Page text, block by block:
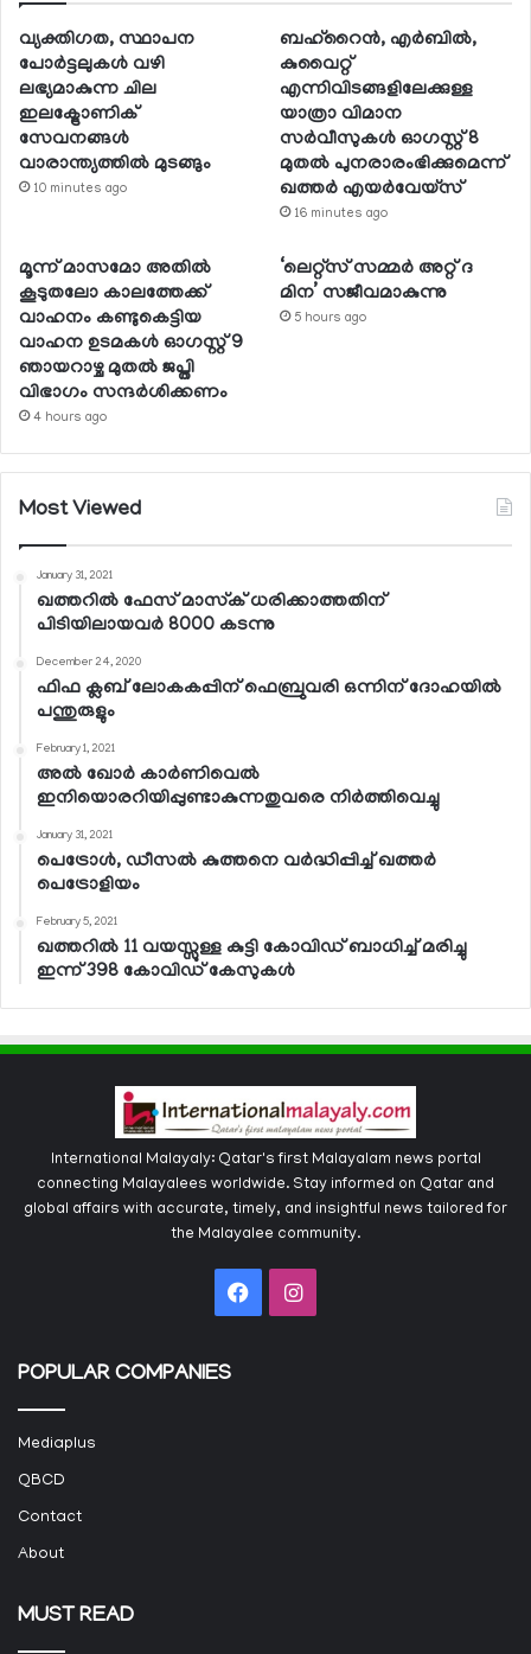
വ്യക്തിഗത, സ്ഥാപന
പോര്‍ട്ടലുകള്‍ വഴി
ലഭ്യമാകുന്ന ചില
ഇലക്ട്രോണിക്
സേവനങ്ങള്‍
വാരാന്ത്യത്തില്‍ മുടങ്ങും
10 minutes ago
ബഹ്റൈന്‍, എര്‍ബില്‍,
കുവൈറ്റ്
എന്നിവിടങ്ങളിലേക്കുള്ള
യാത്രാ വിമാന
സര്‍വീസുകള്‍ ഓഗസ്റ്റ് 8
മുതല്‍ പുനരാരംഭിക്കുമെന്ന്
ഖത്തര്‍ എയര്‍വേയ്സ്
16 minutes ago
മൂന്ന് മാസമോ അതില്‍
കൂടുതലോ കാലത്തേക്ക്
വാഹനം കണ്ടുകെട്ടിയ
വാഹന ഉടമകള്‍ ഓഗസ്റ്റ് 9
ഞായറാഴ്ച മുതല്‍ ജപ്തി
വിഭാഗം സന്ദര്‍ശിക്കണം
4 hours ago
‘ലെറ്റ്‌സ് സമ്മര്‍ അറ്റ് ദ
മിന’ സജീവമാകുന്നു
5 hours ago
Most Viewed
January 31, 2021
ഖത്തറില്‍ ഫേസ് മാസ്‌ക് ധരിക്കാത്തതിന്
പിടിയിലായവര്‍ 8000 കടന്നു
December 24, 2020
ഫിഫ ക്ലബ് ലോകകപ്പിന് ഫെബ്രുവരി ഒന്നിന് ദോഹയില്‍
പന്തുരുളും
February 1, 2021
അല്‍ ഖോര്‍ കാര്‍ണിവെല്‍
ഇനിയൊരറിയിപ്പുണ്ടാകുന്നതുവരെ നിര്‍ത്തിവെച്ചു
January 31, 2021
പെട്രോള്‍, ഡീസല്‍ കുത്തനെ വര്‍ദ്ധിപ്പിച്ച് ഖത്തര്‍
പെട്രോളിയം
February 5, 2021
ഖത്തറില്‍ 11 വയസ്സുള്ള കുട്ടി കോവിഡ് ബാധിച്ച് മരിച്ചു
ഇന്ന് 398 കോവിഡ് കേസുകള്‍
International Malayaly: Qatar's first Malayalam news portal
connecting Malayalees worldwide. Stay informed on Qatar and
global affairs with accurate, timely, and insightful news tailored for
the Malayalee community.
FacebookInstagram
POPULAR COMPANIES
Mediaplus
QBCD
Contact
About
MUST READ